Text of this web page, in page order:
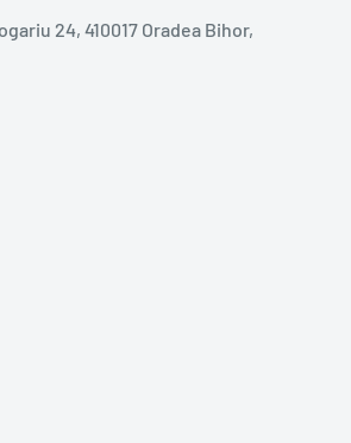
24, 410017 Oradea Bihor,